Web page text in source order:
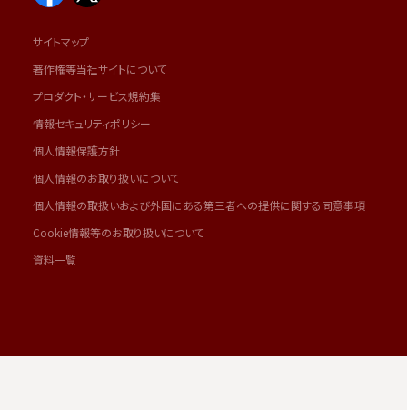
サイトマップ
著作権等当社サイトについて
プロダクト・サービス規約集
情報セキュリティポリシー
個人情報保護方針
個人情報のお取り扱いについて
個人情報の取扱いおよび外国にある第三者への提供に関する同意事項
Cookie情報等のお取り扱いについて
資料一覧